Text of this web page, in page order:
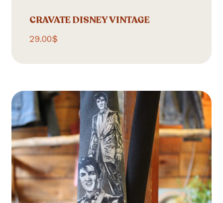
CRAVATE DISNEY VINTAGE
29.00$